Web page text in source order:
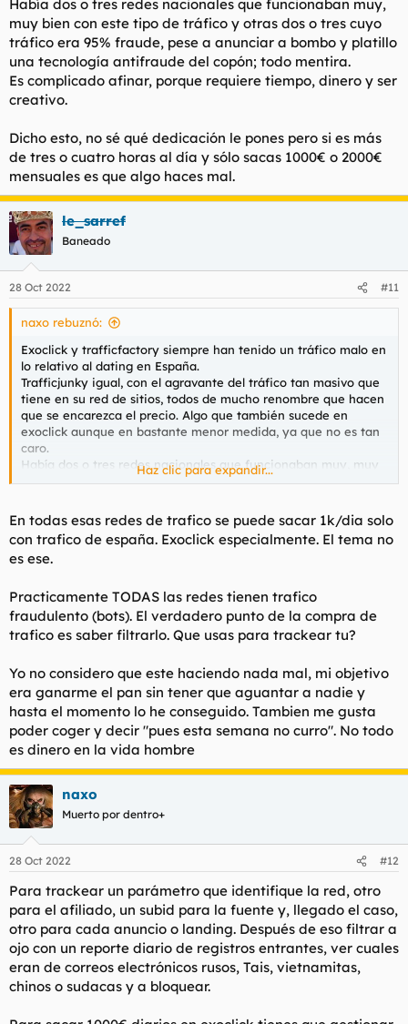
Había dos o tres redes nacionales que funcionaban muy,
muy bien con este tipo de tráfico y otras dos o tres cuyo
tráfico era 95% fraude, pese a anunciar a bombo y platillo
una tecnología antifraude del copón; todo mentira.
Es complicado afinar, porque requiere tiempo, dinero y ser
creativo.
Dicho esto, no sé qué dedicación le pones pero si es más
de tres o cuatro horas al día y sólo sacas 1000€ o 2000€
mensuales es que algo haces mal.
le_sarref
Baneado
28 Oct 2022 #11
naxo rebuznó:
Exoclick y trafficfactory siempre han tenido un tráfico malo en
lo relativo al dating en España.
Trafficjunky igual, con el agravante del tráfico tan masivo que
tiene en su red de sitios, todos de mucho renombre que hacen
que se encarezca el precio. Algo que también sucede en
exoclick aunque en bastante menor medida, ya que no es tan
caro.
Había dos o tres redes nacionales que funcionaban muy, muy
bien con este tipo de tráfico y otras dos o tres cuyo tráfico era
antifraude del copón; todo mentira.
Es complicado afinar, porque requiere tiempo, dinero y ser
creativo.
tres o cuatro horas al día y sólo sacas 1000€ o 2000€
mensuales es que algo haces mal.
Haz clic para expandir...
En todas esas redes de trafico se puede sacar 1k/dia solo
con trafico de españa. Exoclick especialmente. El tema no
es ese.
Practicamente TODAS las redes tienen trafico
fraudulento (bots). El verdadero punto de la compra de
trafico es saber filtrarlo. Que usas para trackear tu?
Yo no considero que este haciendo nada mal, mi objetivo
era ganarme el pan sin tener que aguantar a nadie y
hasta el momento lo he conseguido. Tambien me gusta
poder coger y decir "pues esta semana no curro". No todo
es dinero en la vida hombre
naxo
Muerto por dentro+
28 Oct 2022 #12
Para trackear un parámetro que identifique la red, otro
para el afiliado, un subid para la fuente y, llegado el caso,
otro para cada anuncio o landing. Después de eso filtrar a
ojo con un reporte diario de registros entrantes, ver cuales
eran de correos electrónicos rusos, Tais, vietnamitas,
chinos o sudacas y a bloquear.